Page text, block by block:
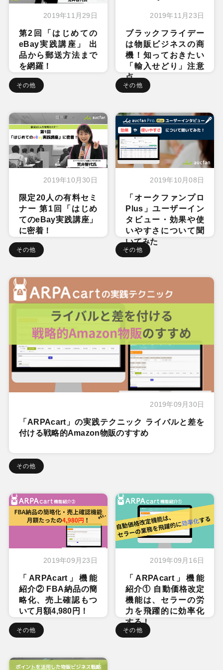
2019年11月29日
第2回「はじめての
eBay実践講座」 出
品から郵送方法まで
を網羅！
その他
2019年11月23日
ブラックフライデー
は物販ビジネスの商
機！知っておきたい
「輸入せどり」注意
点
その他
2019年10月30日
限定20人の有料セミ
ナー 第1回「はじめ
てのeBay実践講座」
に密着！
その他
2019年10月08日
「オークファンプロ
Plus」ユーザーイン
タビュー・効果や使
いやすさについて聞
いてみた
その他
2019年09月30日
「ARPAcart」の実践テクニック ライバルと差を
付ける戦略的Amazon物販のすすめ
その他
2019年09月23日
「ARPAcart」機能
紹介② FBA納品の簡
略化、売上確認もつ
いて月額4,980円！
その他
2019年09月16日
「ARPAcart」機能
紹介① 自動価格改定
機能は、セラーの労
力を飛躍的に効率化
する！
その他